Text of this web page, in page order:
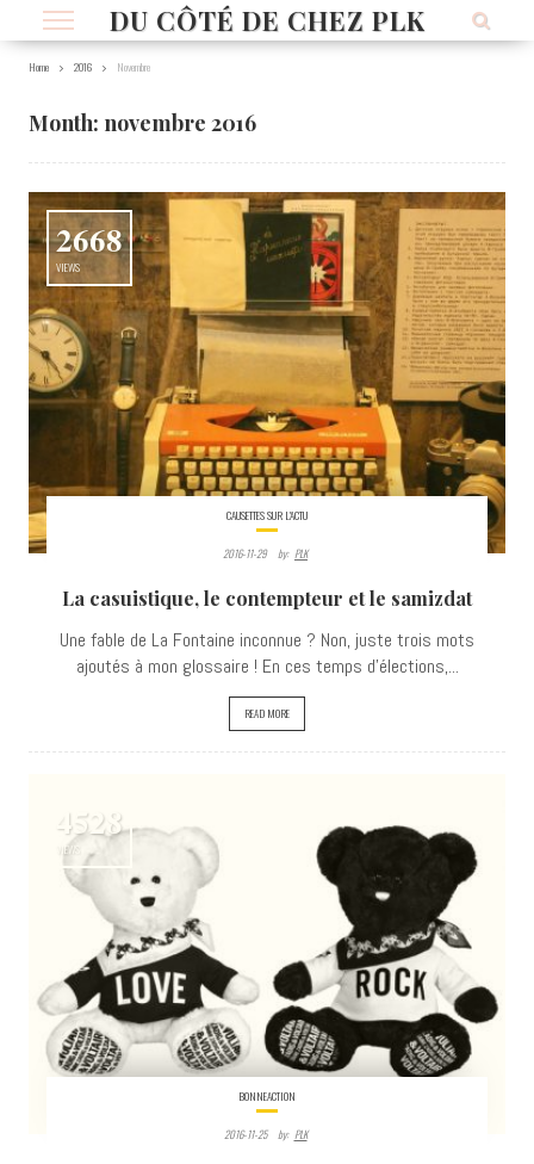
DU CÔTÉ DE CHEZ PLK
Home 2016 Novembre
Month: novembre 2016
2668
VIEWS
CAUSETTES SUR L'ACTU
2016-11-29 By: PLK
La casuistique, le contempteur et le samizdat
Une fable de La Fontaine inconnue ? Non, juste trois mots
ajoutés à mon glossaire ! En ces temps d'élections,...
READ MORE
4528
VIEWS
BONNEACTION
2016-11-25 By: PLK